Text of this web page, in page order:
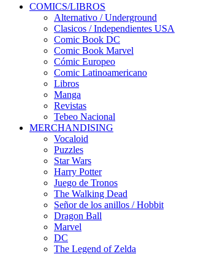
COMICS/LIBROS
Alternativo / Underground
Clasicos / Independientes USA
Comic Book DC
Comic Book Marvel
Cómic Europeo
Comic Latinoamericano
Libros
Manga
Revistas
Tebeo Nacional
MERCHANDISING
Vocaloid
Puzzles
Star Wars
Harry Potter
Juego de Tronos
The Walking Dead
Señor de los anillos / Hobbit
Dragon Ball
Marvel
DC
The Legend of Zelda